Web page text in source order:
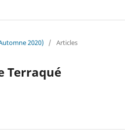
2020)
/ Articles
Terraqué